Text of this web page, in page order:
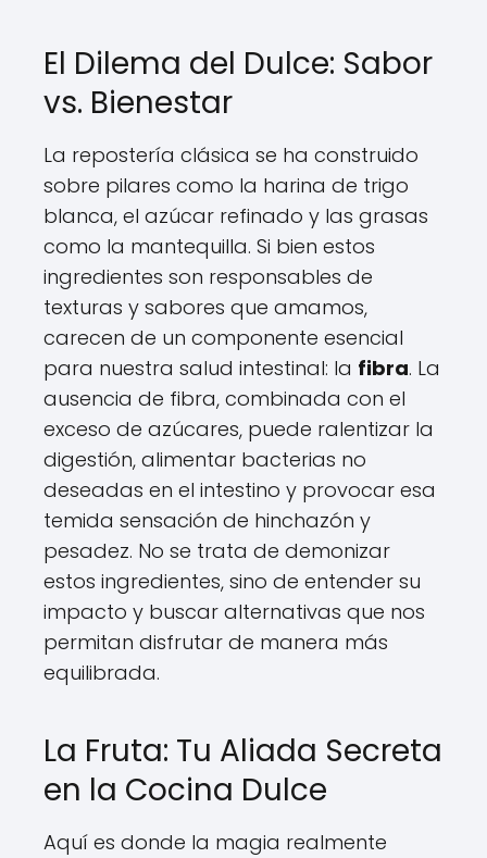
El Dilema del Dulce: Sabor
vs. Bienestar
La repostería clásica se ha construido
sobre pilares como la harina de trigo
blanca, el azúcar refinado y las grasas
como la mantequilla. Si bien estos
ingredientes son responsables de
texturas y sabores que amamos,
carecen de un componente esencial
para nuestra salud intestinal: la fibra. La
ausencia de fibra, combinada con el
exceso de azúcares, puede ralentizar la
digestión, alimentar bacterias no
deseadas en el intestino y provocar esa
temida sensación de hinchazón y
pesadez. No se trata de demonizar
estos ingredientes, sino de entender su
impacto y buscar alternativas que nos
permitan disfrutar de manera más
equilibrada.
La Fruta: Tu Aliada Secreta
en la Cocina Dulce
Aquí es donde la magia realmente